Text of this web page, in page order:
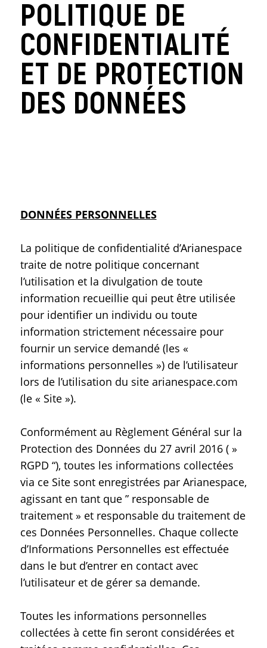
POLITIQUE DE
CONFIDENTIALITÉ
ET DE PROTECTION
DES DONNÉES
DONNÉES PERSONNELLES
La politique de confidentialité d’Arianespace
traite de notre politique concernant
l’utilisation et la divulgation de toute
information recueillie qui peut être utilisée
pour identifier un individu ou toute
information strictement nécessaire pour
fournir un service demandé (les «
informations personnelles ») de l’utilisateur
lors de l’utilisation du site arianespace.com
(le « Site »).
Conformément au Règlement Général sur la
Protection des Données du 27 avril 2016 ( »
RGPD “), toutes les informations collectées
via ce Site sont enregistrées par Arianespace,
agissant en tant que ” responsable de
traitement » et responsable du traitement de
ces Données Personnelles. Chaque collecte
d’Informations Personnelles est effectuée
dans le but d’entrer en contact avec
l’utilisateur et de gérer sa demande.
Toutes les informations personnelles
collectées à cette fin seront considérées et